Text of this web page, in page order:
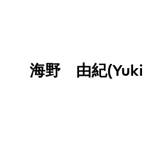
海野 由紀(Yuki